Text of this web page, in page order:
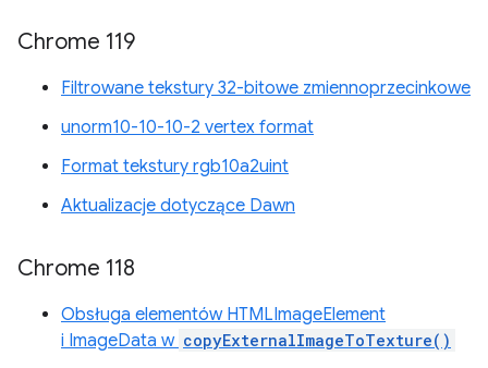
Chrome 119
Filtrowane tekstury 32-bitowe zmiennoprzecinkowe
unorm10-10-10-2 vertex format
Format tekstury rgb10a2uint
Aktualizacje dotyczące Dawn
Chrome 118
Obsługa elementów HTMLImageElement
i ImageData w copyExternalImageToTexture()